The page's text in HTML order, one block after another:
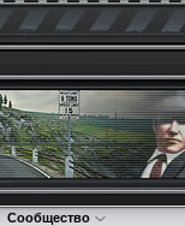
Сообщество